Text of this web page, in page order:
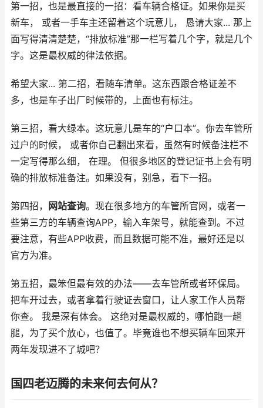
第一招，也是最直接的一招：看车辆合格证。如果你是买
新车， 或者一手车主还留着这个玩意儿， 恳请大家... 那上
面写得清清楚楚，“排放标准”那一栏写着几个字，就是几个
字。这是最权威的律法依据。
希望大家... 第二招，看随车清单。这东西跟合格证差不
多，也是车子出厂时候带的，上面也有标注。
第三招，看大绿本。这玩意儿是车的“户口本”。你去车管所
过户的时候， 或者你自己翻出来看，虽然有时候备注栏不
一定写得那么细， 在理。 但很多地区的登记证书上会有明
确的排放标准备注。如果没有，别急，看下一招。
第四招， 网站查询。现在很多地方的车管所官网，或者一
些第三方的车辆查询APP，输入车架号，就能查到。不过
要注意，有些APP收费，而且数据可能不准，最好还是以
官方为准。
第五招，最笨但最有效的办法——去车管所或者环保局。
把车开过去，或者拿着行驶证去窗口，让人家工作人员帮
你查。 我是深有体会。 这绝对是最权威的，哪怕跑一趟
腿，为了买个放心，也值了。毕竟谁也不想买辆车回来开
两年发现进不了城吧？
国四老迈腾的未来何去何从？